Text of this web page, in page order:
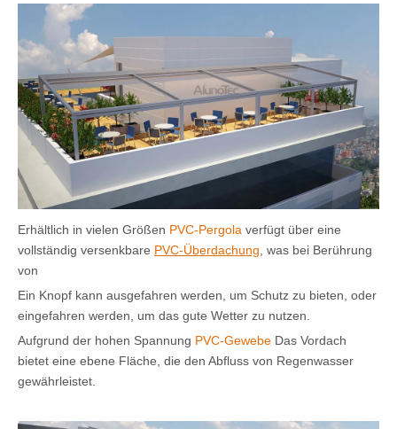
Erhältlich in vielen Größen PVC-Pergola verfügt über eine
vollständig versenkbare PVC-Überdachung , was bei Berührung
von
Ein Knopf kann ausgefahren werden, um Schutz zu bieten, oder
eingefahren werden, um das gute Wetter zu nutzen.
Aufgrund der hohen Spannung PVC-Gewebe Das Vordach
bietet eine ebene Fläche, die den Abfluss von Regenwasser
gewährleistet.